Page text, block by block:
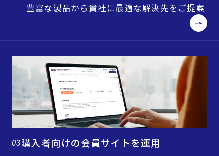
豊富な製品から貴社に最適な解決先をご提案
03購入者向けの会員サイトを運用